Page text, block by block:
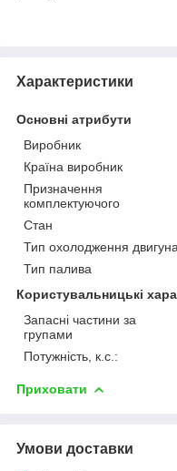
Характеристики
Основні атрибути
Виробник
Країна виробник
Призначення
комплектуючого
Стан
Тип охолодження двигуна
Тип палива
Користувальницькі
Запасні частини за
групами
Потужність, к.с.:
Приховати
Умови доставки